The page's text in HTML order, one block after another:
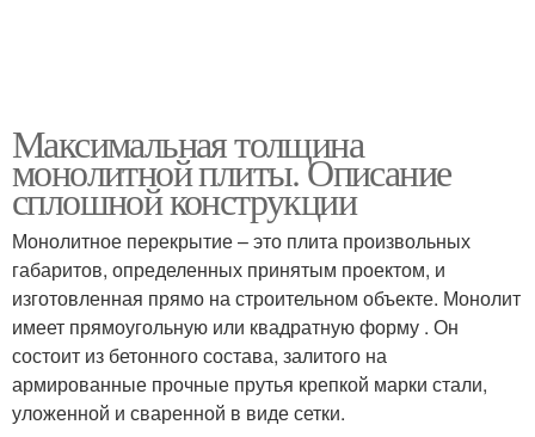
Максимальная толщина
монолитной плиты. Описание
сплошной конструкции
Монолитное перекрытие – это плита произвольных
габаритов, определенных принятым проектом, и
изготовленная прямо на строительном объекте. Монолит
имеет прямоугольную или квадратную форму . Он
состоит из бетонного состава, залитого на
армированные прочные прутья крепкой марки стали,
уложенной и сваренной в виде сетки.